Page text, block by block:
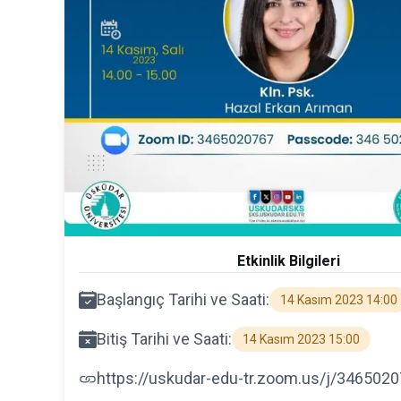
Etkinlik Bilgileri
Başlangıç Tarihi ve Saati: 14 Kasım 2023 14:00
Bitiş Tarihi ve Saati: 14 Kasım 2023 15:00
https://uskudar-edu-tr.zoom.us/j/